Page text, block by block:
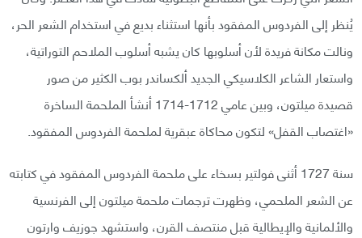
يُنظر إلى الفردوس المفقود بأنها استثناء بديع في استخدام الشعر الحر،
ونالت مكانة فريدة لأن أسلوبها كان يشبه أسلوب الملاحم التوراتية،
واستعار الشاعر الكلاسيكي الجديد ألكساندر بوب الكثير من صور
قصيدة ميلتون، وبين عامي 1712-1714 أنشأ الملحمة الساخرة
«اغتصاب القفل» لتكون محاكاة عبقرية لملحمة الفردوس المفقود.
سنة 1727 أثنى فولتير بسخاء على ملحمة الفردوس المفقود في كتابته
عن الشعر الملحمي، وظهرت ترجمات ملحمة ميلتون إلى الفرنسية
والألمانية والإيطالية قبل منتصف القرن، واستشهد جوزيف وارتون